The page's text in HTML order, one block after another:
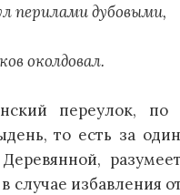
перилами дубовыми,
околдовал.
переулок, по
то есть за
случае избавления